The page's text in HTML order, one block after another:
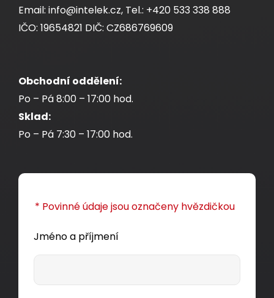
Email: info@intelek.cz, Tel.: +420 533 338 888
IČO: 19654821 DIČ: CZ686769609
Obchodní oddělení:
Po – Pá 8:00 – 17:00 hod.
Sklad:
Po – Pá 7:30 – 17:00 hod.
* Povinné údaje jsou označeny hvězdičkou
Jméno a příjmení